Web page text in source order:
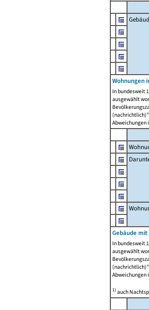
Wohnungen
In bundesweit
ausgewählt
Abweichungen
Gebäude
In bundesweit
ausgewählt
Abweichungen
1)auch